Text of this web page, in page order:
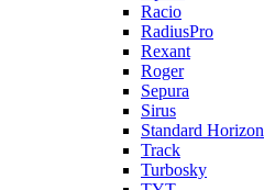
Racio
RadiusPro
Rexant
Roger
Sepura
Sirus
Standard Horizon
Track
Turbosky